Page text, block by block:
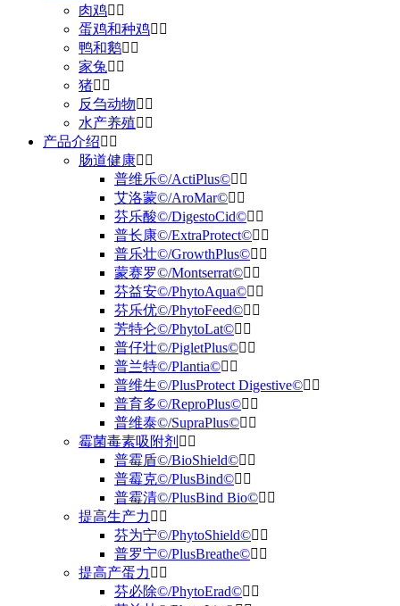
肉鸡
蛋鸡和种鸡
鸭和鹅
家兔
猪
反刍动物
水产养殖
产品介绍
肠道健康
普维乐©/ActiPlus©
艾洛蒙©/AroMar©
芬乐酸©/DigestoCid©
普长康©/ExtraProtect©
普乐壮©/GrowthPlus©
蒙赛罗©/Montserrat©
芬益安©/PhytoAqua©
芬乐优©/PhytoFeed©
芳特仑©/PhytoLat©
普仔壮©/PigletPlus©
普兰特©/Plantia©
普维生©/PlusProtect Digestive©
普育多©/ReproPlus©
普维泰©/SupraPlus©
霉菌毒素吸附剂
普霉盾©/BioShield©
普霉克©/PlusBind©
普霉清©/PlusBind Bio©
提高生产力
芬为宁©/PhytoShield©
普罗宁©/PlusBreathe©
提高产蛋力
芬必除©/PhytoErad©